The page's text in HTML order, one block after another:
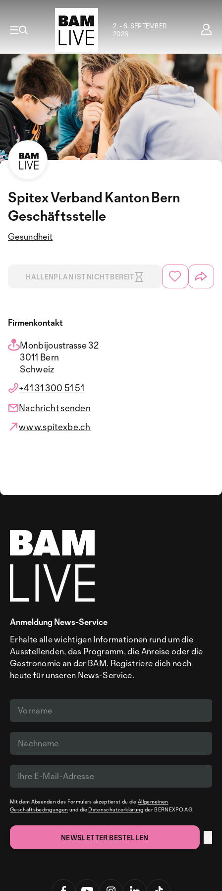
2. - 6. SEPTEMBER
2026
Spitex Verband Kanton Bern
Geschäftsstelle
Gesundheit
HALLENPLAN IST NICHT BEREIT
Firmenkontakt
Monbijoustrasse 32
3011 Bern
Schweiz
+41 31 300 51 51
Nachricht senden
www.spitexbe.ch
Anmeldung News-Service
Erhalte alle wichtigen Informationen rund um die
Ausstellenden, das Programm, die Anreise oder die
Gastronomie an der BAM. Registriere dich noch
heute für unseren News-Service.
Mit dem Absenden des Formulars akzeptierst du dieAllgemeinen
Geschäftsbedingungen und die Datenschutzerklärung der BERNEXPO AG.